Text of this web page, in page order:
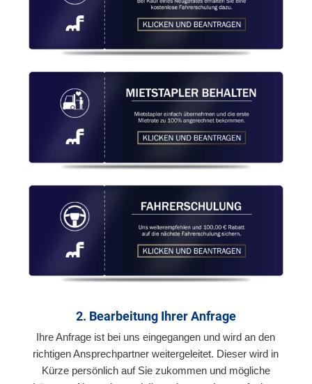
2. Bearbeitung Ihrer Anfrage
Ihre Anfrage ist bei uns eingegangen und wird an den
richtigen Ansprechpartner weitergeleitet. Dieser wird in
Kürze persönlich auf Sie zukommen und mögliche